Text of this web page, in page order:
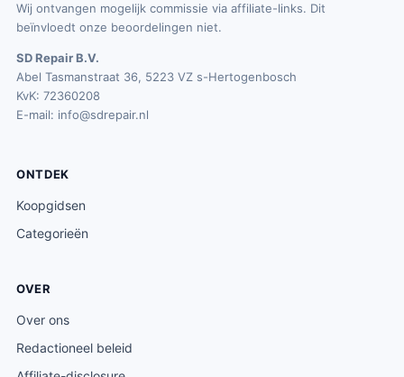
Wij ontvangen mogelijk commissie via affiliate-links. Dit
beïnvloedt onze beoordelingen niet.
SD Repair B.V.
Abel Tasmanstraat 36, 5223 VZ s-Hertogenbosch
KvK: 72360208
E-mail: info@sdrepair.nl
ONTDEK
Koopgidsen
Categorieën
OVER
Over ons
Redactioneel beleid